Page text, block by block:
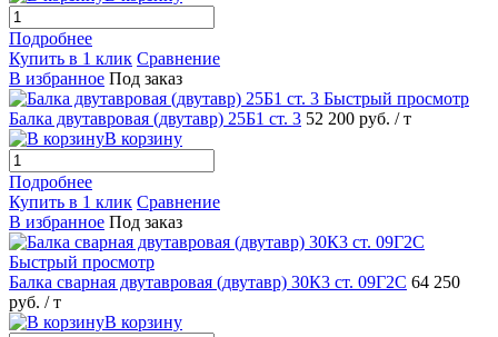
Подробнее
Купить в 1 клик Сравнение
В избранное Под заказ
Быстрый просмотр
Балка двутавровая (двутавр) 25Б1 ст. 3 52 200 руб. / т
В корзину
Подробнее
Купить в 1 клик Сравнение
В избранное Под заказ
Быстрый просмотр
Балка сварная двутавровая (двутавр) 30К3 ст. 09Г2С 64 250
руб. / т
В корзину